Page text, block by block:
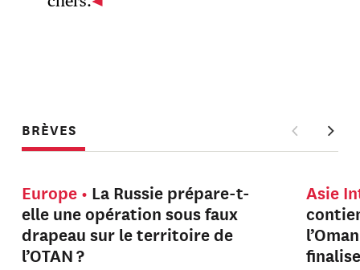
BRÈVES
Europe
La Russie prépare-t-
elle une opération sous faux
drapeau sur le territoire de
l’OTAN ?
Asie